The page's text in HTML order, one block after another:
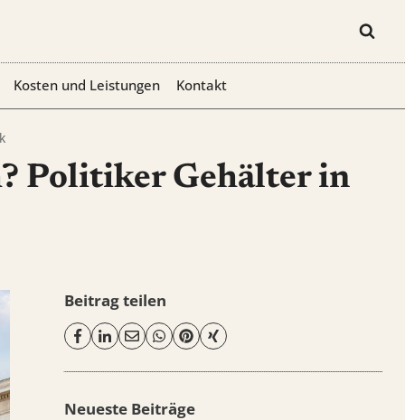
Kosten und Leistungen Kontakt
Politiker Gehälter in
Beitrag teilen
Neueste Beiträge